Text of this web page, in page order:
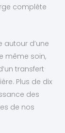
complète
autour d’une
même soin,
transfert
Plus de dix
des
de nos